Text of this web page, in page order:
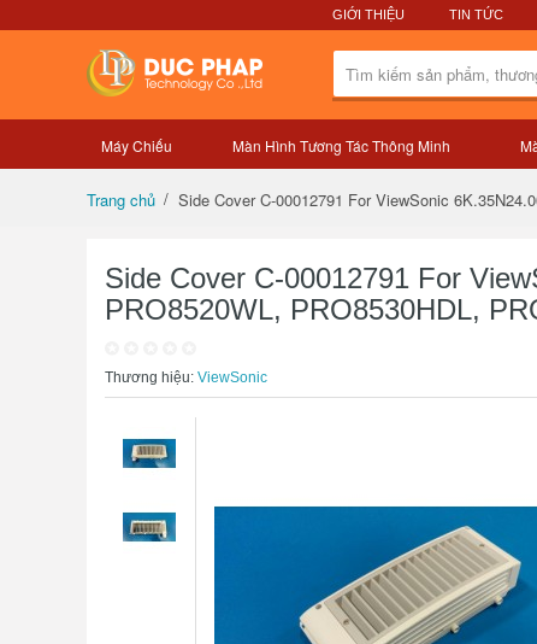
GIỚI THIỆU TIN TỨC
Tổng quan sản phẩm
Máy Chiếu Màn Hình Tương Tác Thông Minh
Trang chủ Side Cover C-00012791 For ViewSonic
Side Cover C-00012791 For
PRO8520WL, PRO8530HDL,
Thương hiệu: ViewSonic